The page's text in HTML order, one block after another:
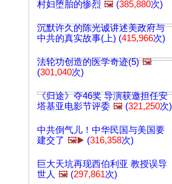
村妇堕胎的惨烈 🖼️ (385,880次)
沉默许久的陈光诚讲述美政府与
中共的真实故事(上) (415,966次)
法轮功创造的医学奇迹(5) 🖼️
(301,040次)
《归途》夺46奖 导演获邀担任安
塔基亚电影节评委 🖼️ (321,250次)
中共倒气儿！中华民国与美国要
建交了 🖼️▶️ (316,358次)
巨大天坑再现西伯利亚 教授误导
世人 🖼️ (297,861次)